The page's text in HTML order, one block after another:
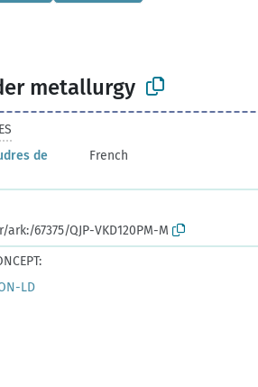
metallurgy
de
French
67375/QJP-VKD120PM-M
LD